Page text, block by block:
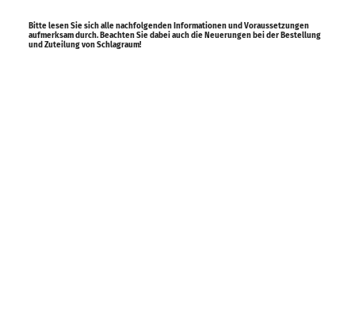
Bitte lesen Sie sich alle nachfolgenden Informationen und Voraussetzungen
aufmerksam durch. Beachten Sie dabei auch die Neuerungen bei der Bestellung
und Zuteilung von Schlagraum!